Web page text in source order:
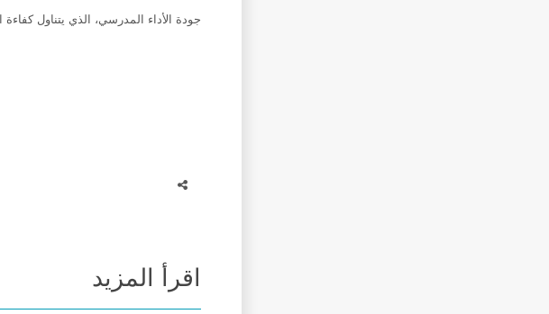
جودة الأداء المدرسي، الذي يتناول كفاءة
اقرأ المزيد